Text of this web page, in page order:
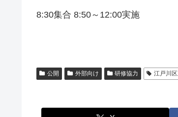
8:30集合 8:50～12:00実施
公開 外部向け 研修協力 江戸川